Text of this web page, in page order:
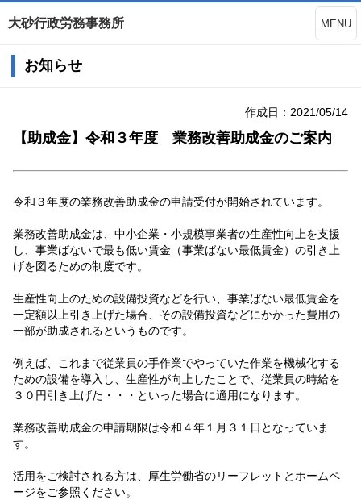
大砂行政労務事務所 MENU
お知らせ
作成日：2021/05/14
【助成金】令和３年度 業務改善助成金のご案内
令和３年度の業務改善助成金の申請受付が開始されています。
業務改善助成金は、中小企業・小規模事業者の生産性向上を支援
し、事業ばないで最も低い賃金（事業ばない最低賃金）の引き上
げを図るための制度です。
生産性向上のための設備投資などを行い、事業ばない最低賃金を
一定額以上引き上げた場合、その設備投資などにかかった費用の
一部が助成されるというものです。
例えば、これまで従業員の手作業でやっていた作業を機械化する
ための設備を導入し、生産性が向上したことで、従業員の時給を
３０円引き上げた・・・といった場合に適用になります。
業務改善助成金の申請期限は令和４年１月３１日となっていま
す。
活用をご検討される方は、厚生労働省のリーフレットとホームペ
ージをご参照ください。